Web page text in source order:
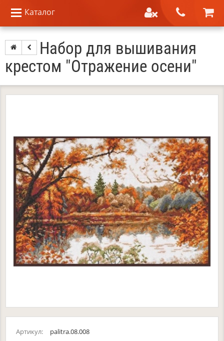
Каталог
Набор для вышивания
крестом "Отражение осени"
Артикул:
palitra.08.008